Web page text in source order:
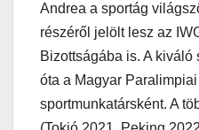
Andrea a sportág
részéről jelölt lesz az
Bizottságába is. A
óta a Magyar
sportmunkatársként. A